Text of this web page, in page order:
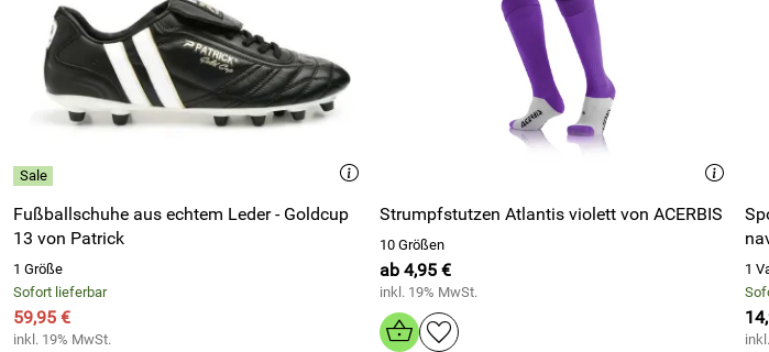
Fußballschuhe aus echtem Leder - Goldcup
13 von Patrick
1 Größe
Sofort lieferbar
59,95 €
inkl. 19% MwSt.
Strumpfstutzen Atlantis violett von ACERBIS
10 Größen
ab 4,95 €
inkl. 19% MwSt.
1